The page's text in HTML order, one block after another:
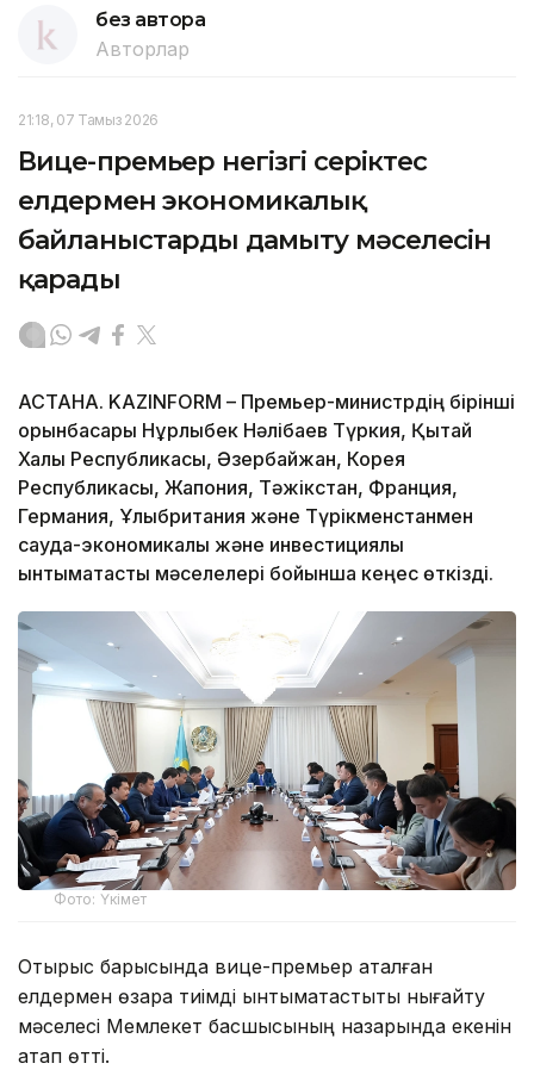
без автора
Авторлар
21:18, 07 Тамыз 2026
Вице-премьер негізгі серіктес
елдермен экономикалық
байланыстарды дамыту мәселесін
қарады
АСТАНА. KAZINFORM – Премьер-министрдің бірінші
орынбасары Нұрлыбек Нәлібаев Түркия, Қытай
Халық Республикасы, Әзербайжан, Корея
Республикасы, Жапония, Тәжікстан, Франция,
Германия, Ұлыбритания және Түрікменстанмен
сауда-экономикалық және инвестициялық
ынтымақтастық мәселелері бойынша кеңес өткізді.
Фото: Үкімет
Отырыс барысында вице-премьер аталған
елдермен өзара тиімді ынтымақтастықты нығайту
мәселесі Мемлекет басшысының назарында екенін
атап өтті.